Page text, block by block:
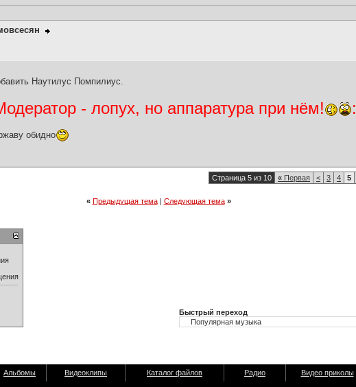
Наутилус Помпилиус.
- лопух, но аппаратура при нём! :
обидно
Страница 5 из 10 « Первая < 3 4 5
« Предыдущая тема| Следующая тема »
Быстрый переход
Альбомы Видеоклипы Каталог файлов Радио Видео приколы